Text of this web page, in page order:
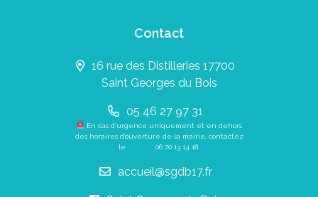
Contact
16 rue des Distilleries 17700
Saint Georges du Bois
05 46 27 97 31
En cas d’urgence uniquement et en dehors
des horaires d’ouverture de la mairie, contactez
le 06 70 13 14 18.
accueil@sgdb17.fr